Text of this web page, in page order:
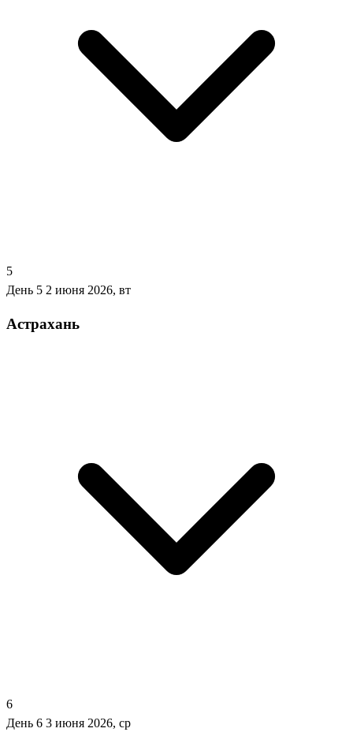
5
День 5 2 июня 2026, вт
Астрахань
6
День 6 3 июня 2026, ср